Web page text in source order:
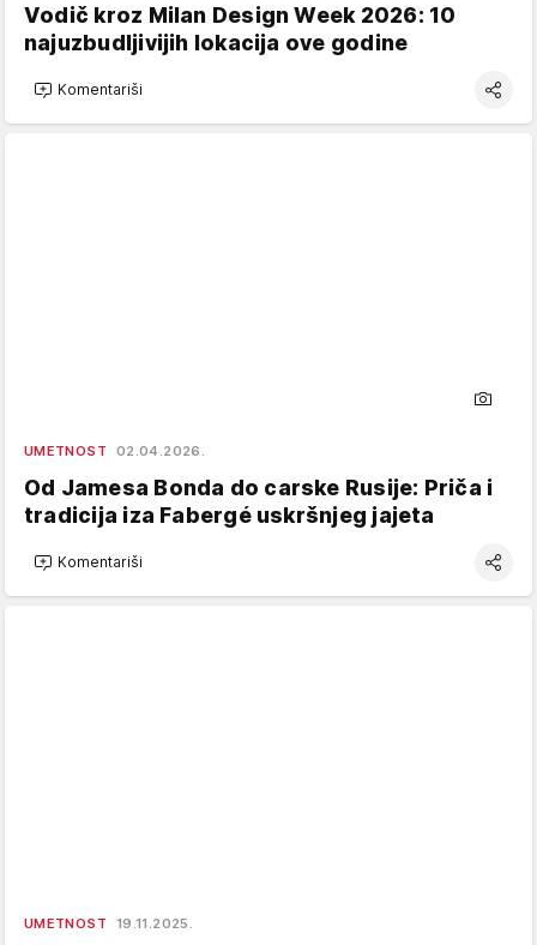
Vodič kroz Milan Design Week 2026: 10
najuzbudljivijih lokacija ove godine
Komentariši
UMETNOST 02.04.2026.
Od Jamesa Bonda do carske Rusije: Priča i
tradicija iza Fabergé uskršnjeg jajeta
Komentariši
UMETNOST 19.11.2025.